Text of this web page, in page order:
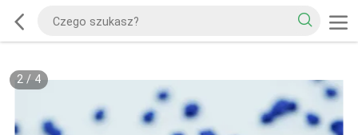
2/ 4